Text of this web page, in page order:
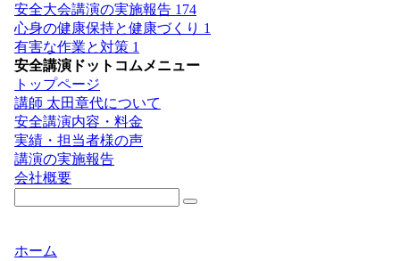
安全大会講演の実施報告 174
心身の健康保持と健康づくり 1
有害な作業と対策 1
安全講演ドットコムメニュー
トップページ
講師 太田章代について
安全講演内容・料金
実績・担当者様の声
講演の実施報告
会社概要
ホーム